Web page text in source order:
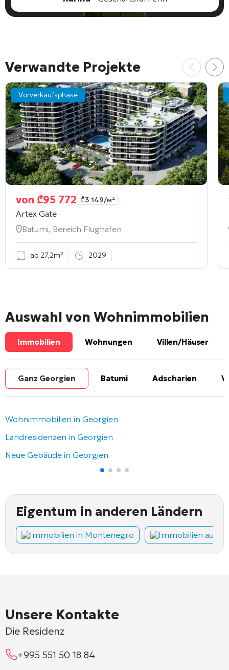
Verwandte Projekte
Vorverkaufsphase
von ₾95 772 ₾3 149/м²
Artex Gate
Batumi, Bereich Flughafen
ab 27,2m² 2029
Auswahl von Wohnimmobilien
Immobilien Wohnungen Villen/Häuser
Ganz Georgien Batumi Adscharien
Wohnimmobilien in Georgien
Landresidenzen in Georgien
Neue Gebäude in Georgien
Eigentum in anderen Ländern
Immobilien in Montenegro Immobilien auf
Unsere Kontakte
Die Residenz
+995 551 50 18 84